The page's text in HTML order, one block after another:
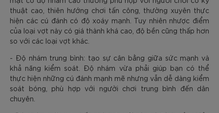
thuật cao, thiên hướng chơi tấn công, thường xuyên thực
hiện các cú đánh có độ xoáy mạnh. Tuy nhiên nhược điểm
của loại vợt này có giá thành khá cao, độ bền cũng thấp hơn
so với các loại vợt khác.
- Độ nhám trung bình: tạo sự cân bằng giữa sức mạnh và
khả năng kiểm soát. Độ nhám vừa phải giúp bạn có thể
thực hiện những cú đánh mạnh mẽ nhưng vẫn dễ dàng kiểm
soát bóng, phù hợp với người chơi trung bình đến dân
chuyên.